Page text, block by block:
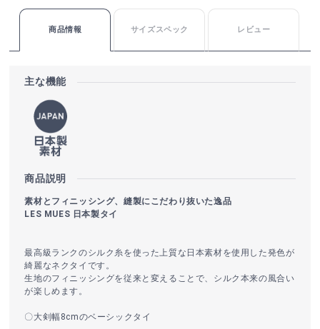
商品情報 サイズスペック レビュー
主な機能
商品説明
素材とフィニッシング、縫製にこだわり抜いた逸品
LES MUES 日本製タイ
最高級ランクのシルク糸を使った上質な日本素材を使用した発色が
綺麗なネクタイです。
生地のフィニッシングを従来と変えることで、シルク本来の風合い
が楽しめます。
〇大剣幅8cmのベーシックタイ